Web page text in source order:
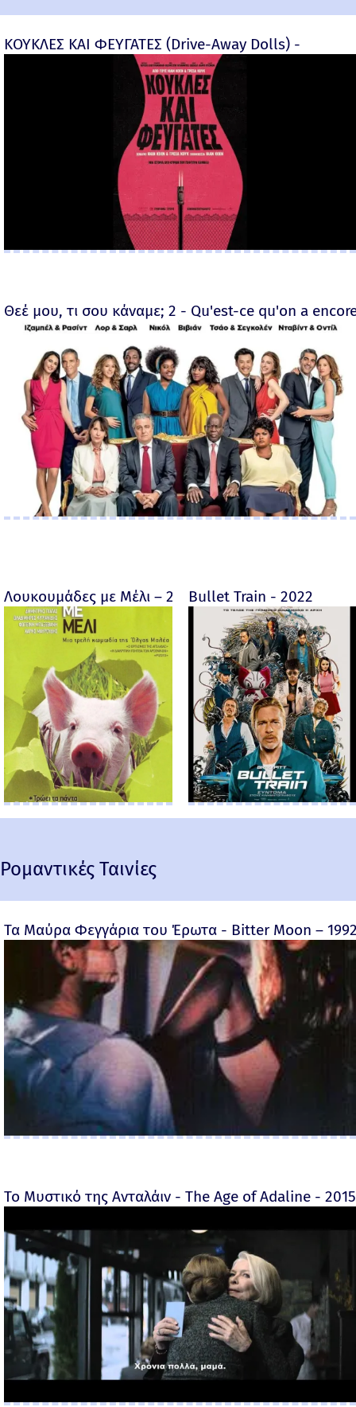
ΚΟΥΚΛΕΣ ΚΑΙ ΦΕΥΓΑΤΕΣ (Drive-Away Dolls) -
Θεέ μου, τι σου κάναμε; 2 - Qu'est-ce qu'on a
Λουκουμάδες με Μέλι – 2005Bullet Train - 2022
Ρομαντικές Ταινίες
Τα Μαύρα Φεγγάρια του Έρωτα - Bitter Moon –
Το Μυστικό της Ανταλάιν - The Age of Adaline - 2015